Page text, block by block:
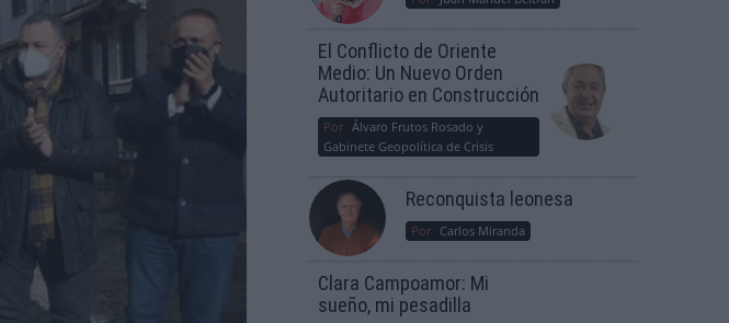
El Conflicto de Oriente
Medio: Un Nuevo Orden
Autoritario en Construcción
Por Álvaro Frutos Rosado y
Gabinete Geopolítica de Crisis
Reconquista leonesa
Por Carlos Miranda
Clara Campoamor: Mi
sueño, mi pesadilla